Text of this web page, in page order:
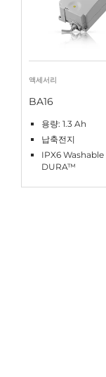
액세서리
BA16
용량: 1.3 Ah
납축전지
IPX6 Washable
DURA™